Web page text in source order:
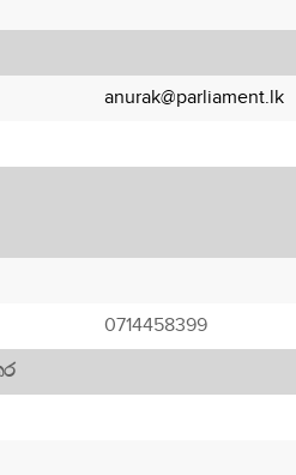
anurak@parliament.lk
0714458399